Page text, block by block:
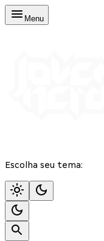
Menu
Escolha seu tema: